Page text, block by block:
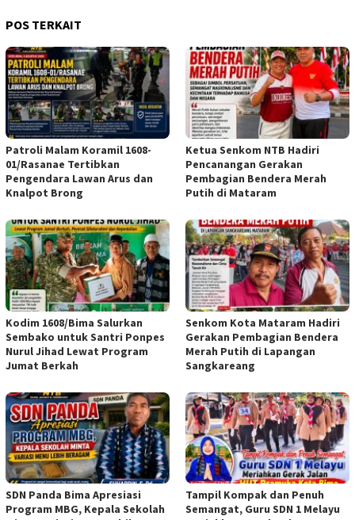
POS TERKAIT
Patroli Malam Koramil 1608-
01/Rasanae Tertibkan
Pengendara Lawan Arus dan
Knalpot Brong
Ketua Senkom NTB Hadiri
Pencanangan Gerakan
Pembagian Bendera Merah
Putih di Mataram
Kodim 1608/Bima Salurkan
Sembako untuk Santri Ponpes
Nurul Jihad Lewat Program
Jumat Berkah
Senkom Kota Mataram Hadiri
Gerakan Pembagian Bendera
Merah Putih di Lapangan
Sangkareang
SDN Panda Bima Apresiasi
Program MBG, Kepala Sekolah
Tampil Kompak dan Penuh
Semangat, Guru SDN 1 Melayu